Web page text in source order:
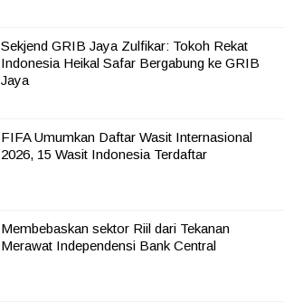
Sekjend GRIB Jaya Zulfikar: Tokoh Rekat
Indonesia Heikal Safar Bergabung ke GRIB
Jaya
FIFA Umumkan Daftar Wasit Internasional
2026, 15 Wasit Indonesia Terdaftar
Membebaskan sektor Riil dari Tekanan
Merawat Independensi Bank Central